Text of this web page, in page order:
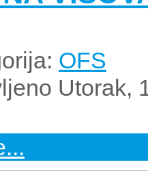
OFS
Utorak,